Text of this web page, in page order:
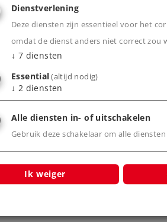
producten
8922
Dienstverlening
Deze diensten zijn essentieel voor het
omdat de dienst anders niet correct zou
↓ 7 diensten
Essential(altijd nodig)
↓ 2 diensten
Alle diensten in- of uitschakelen
Gebruik deze schakelaar om alle
Ik weiger